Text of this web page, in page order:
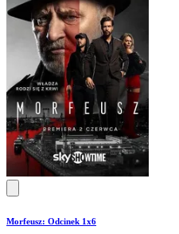
Morfeusz: Odcinek 1x6